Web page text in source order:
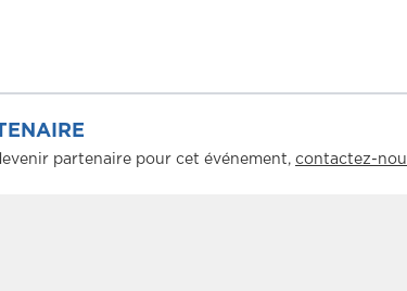
partenaire pour cet événement, contactez-